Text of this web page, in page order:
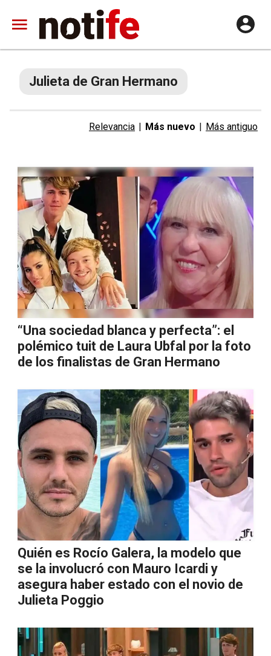
Julieta de Gran Hermano
Relevancia | Más nuevo | Más antiguo
“Una sociedad blanca y perfecta”: el
polémico tuit de Laura Ubfal por la foto
de los finalistas de Gran Hermano
Quién es Rocío Galera, la modelo que
se la involucró con Mauro Icardi y
asegura haber estado con el novio de
Julieta Poggio